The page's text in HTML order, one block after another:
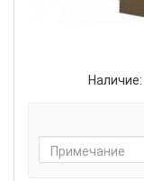
Наличие: